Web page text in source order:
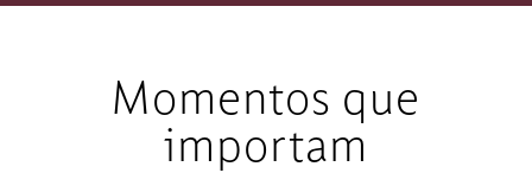
Momentos que
importam